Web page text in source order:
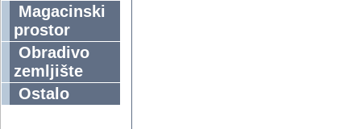
Magacinski
prostor
Obradivo
zemljište
Ostalo